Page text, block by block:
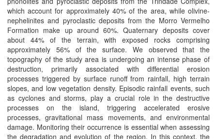
which account for approximately 40% of the area, while olivine-
nephelinites and pyroclastic deposits from the Morro Vermelho
Formation make up around 60%. Quaternary deposits cover
about 44% of the terrain, with exposed rocks comprising
approximately 56% of the surface. We observed that the
topography of the study area is undergoing an intense phase of
destruction, primarily associated with differential erosion
processes triggered by surface runoff from rainfall, high terrain
slopes, and low vegetation density. Episodic rainfall events, such
as cyclones and storms, play a crucial role in the destructive
processes on the island, triggering accelerated erosive
processes, gravitational mass movements, and environmental
damage. Monitoring their occurrence is essential when assessing
the degradation and evolution of the region. In this context, the